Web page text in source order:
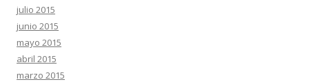
julio 2015
junio 2015
mayo 2015
abril 2015
marzo 2015